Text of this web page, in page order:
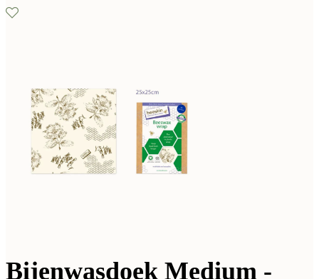
Bijenwasdoek Medium -